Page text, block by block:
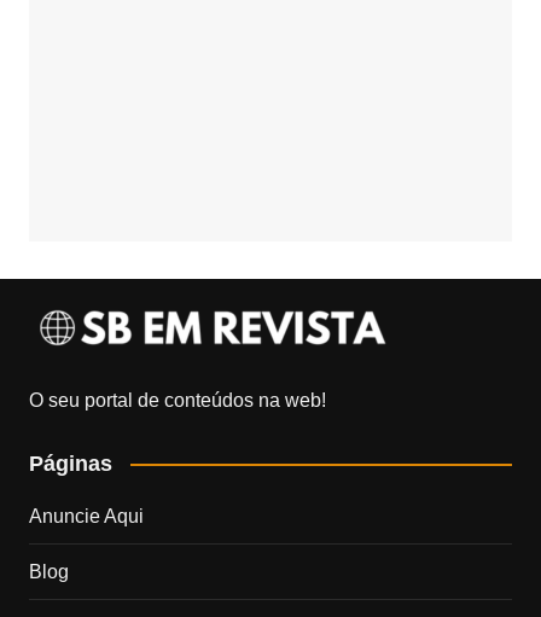
O seu portal de conteúdos na web!
Páginas
Anuncie Aqui
Blog